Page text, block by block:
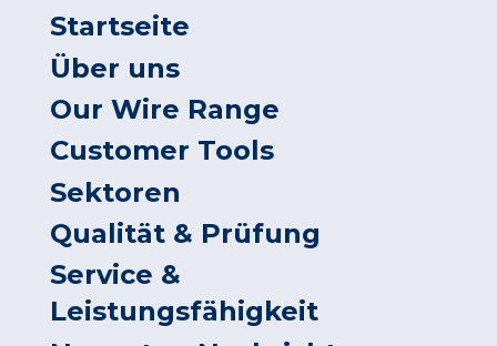
Startseite
Über uns
Our Wire Range
Customer Tools
Sektoren
Qualität & Prüfung
Service &
Leistungsfähigkeit